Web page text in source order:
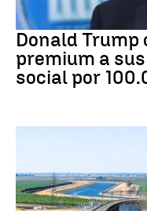
DONALD TRUMP
Donald Trump
premium a
social por